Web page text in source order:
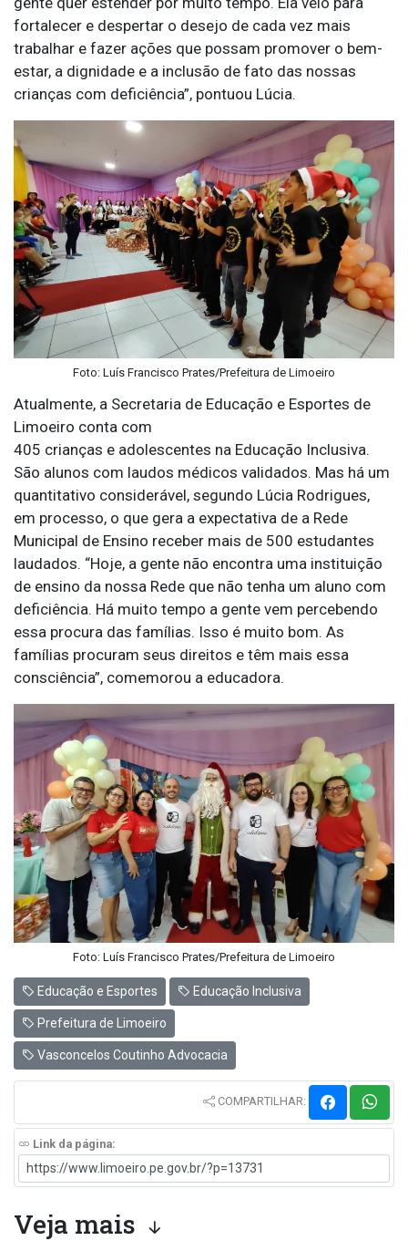
fortalecer e despertar o desejo de cada vez mais
trabalhar e fazer ações que possam promover o bem-
estar, a dignidade e a inclusão de fato das nossas
crianças com deficiência”, pontuou Lúcia.
Foto: Luís Francisco Prates/Prefeitura de Limoeiro
Atualmente, a Secretaria de Educação e Esportes de
Limoeiro conta com
405 crianças e adolescentes na Educação Inclusiva.
São alunos com laudos médicos validados. Mas há um
quantitativo considerável, segundo Lúcia Rodrigues,
em processo, o que gera a expectativa de a Rede
Municipal de Ensino receber mais de 500 estudantes
laudados. “Hoje, a gente não encontra uma instituição
de ensino da nossa Rede que não tenha um aluno com
deficiência. Há muito tempo a gente vem percebendo
essa procura das famílias. Isso é muito bom. As
famílias procuram seus direitos e têm mais essa
consciência”, comemorou a educadora.
Foto: Luís Francisco Prates/Prefeitura de Limoeiro
Educação e Esportes Educação Inclusiva
Prefeitura de Limoeiro
Vasconcelos Coutinho Advocacia
COMPARTILHAR:
Link da página:
Veja mais